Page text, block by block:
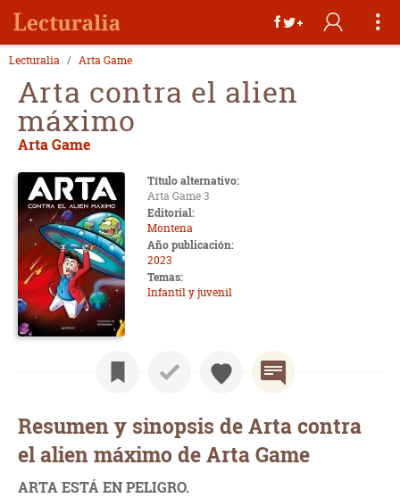
Lecturalia Arta Game
Arta contra el alien
máximo
Arta Game
Título alternativo:
Arta Game 3
Editorial:
Montena
Año publicación:
2023
Temas:
Infantil y juvenil
Resumen y sinopsis de Arta contra
el alien máximo de Arta Game
ARTA ESTÁ EN PELIGRO.